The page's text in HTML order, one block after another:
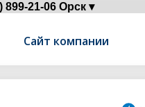
Сайт компании